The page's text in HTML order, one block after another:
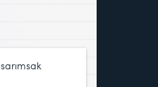
sarımsak